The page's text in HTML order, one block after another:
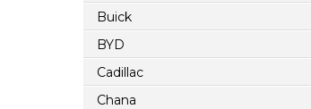
Buick
BYD
Cadillac
Chana